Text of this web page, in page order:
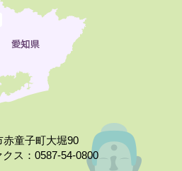
童子町大堀90
ス：0587-54-0800